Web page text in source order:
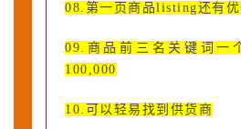
08.第一页商品listing还有优
09.商品前三名关键词一
100,000
10.可以轻易找到供货商